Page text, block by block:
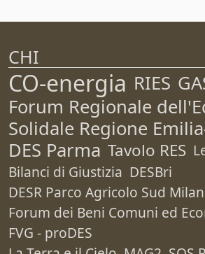
CHI
CO-energia RIES
Forum Regionale
Solidale Regione
DES Parma Tavolo RES
Bilanci di Giustizia DESBri
DESR Parco Agricolo Sud
Forum dei Beni Comuni ed
FVG - proDES